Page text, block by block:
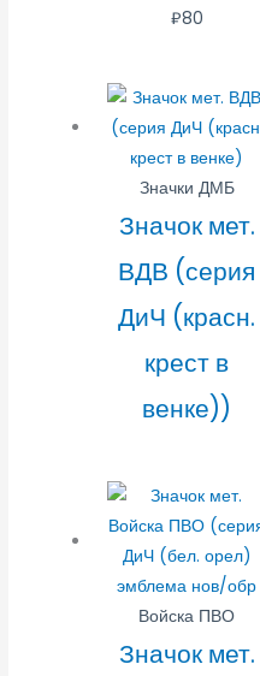
₽80
Значки ДМБ
Значок мет.
ВДВ (серия
ДиЧ (красн.
крест в
венке))
Войска ПВО
Значок мет.